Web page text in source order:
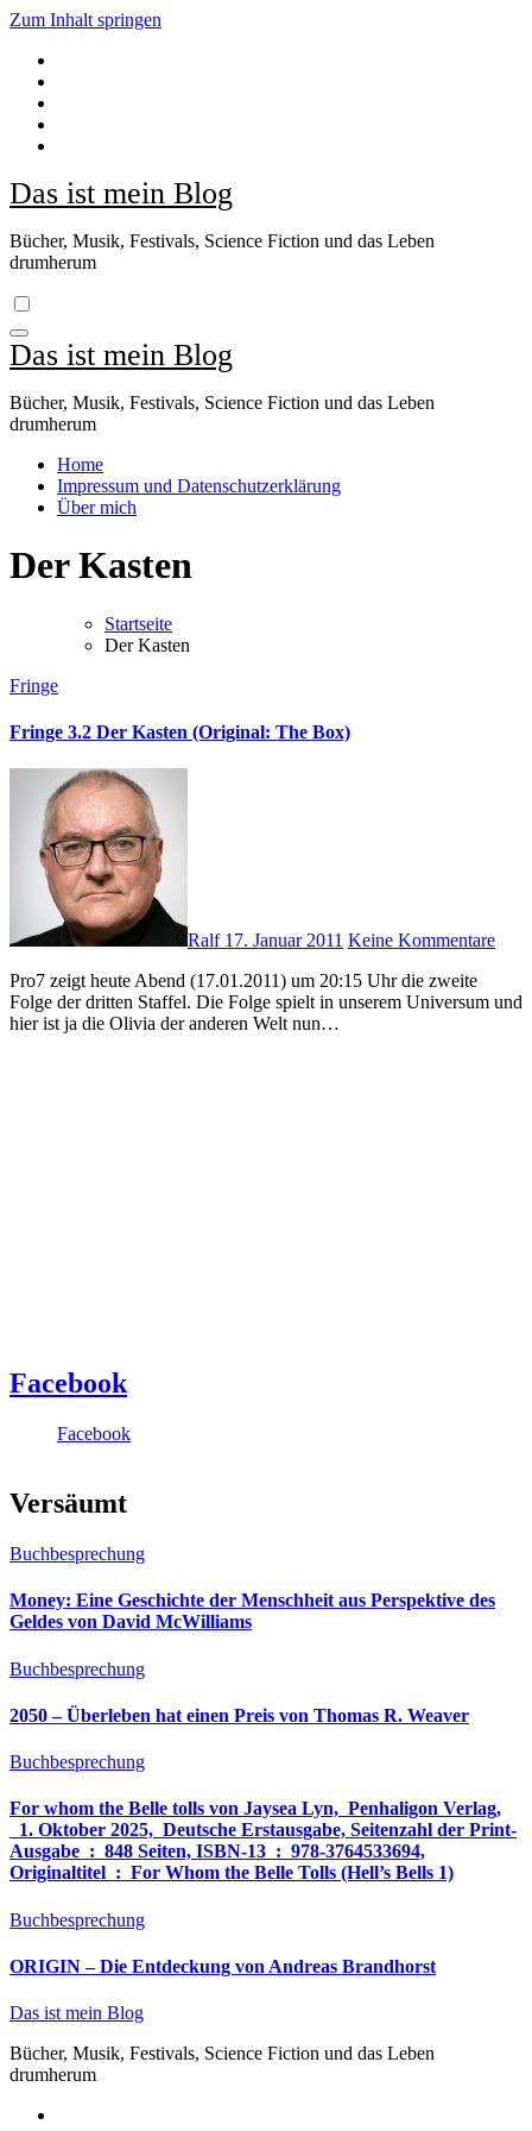
Zum Inhalt springen
Das ist mein Blog
Bücher, Musik, Festivals, Science Fiction und das Leben
drumherum
Das ist mein Blog
Bücher, Musik, Festivals, Science Fiction und das Leben
drumherum
Home
Impressum und Datenschutzerklärung
Über mich
Der Kasten
Startseite
Der Kasten
Fringe
Fringe 3.2 Der Kasten (Original: The Box)
Ralf 17. Januar 2011 Keine Kommentare
Pro7 zeigt heute Abend (17.01.2011) um 20:15 Uhr die zweite
Folge der dritten Staffel. Die Folge spielt in unserem Universum und
hier ist ja die Olivia der anderen Welt nun…
Facebook
Facebook
Versäumt
Buchbesprechung
Money: Eine Geschichte der Menschheit aus Perspektive des
Geldes von David McWilliams
Buchbesprechung
2050 – Überleben hat einen Preis von Thomas R. Weaver
Buchbesprechung
For whom the Belle tolls von Jaysea Lyn, ‎ Penhaligon Verlag,
‎ 1. Oktober 2025, ‎ Deutsche Erstausgabe, Seitenzahl der Print-
Ausgabe ‏ : ‎ 848 Seiten, ISBN-13 ‏ : ‎ 978-3764533694,
Originaltitel ‏ : ‎ For Whom the Belle Tolls (Hell’s Bells 1)
Buchbesprechung
ORIGIN – Die Entdeckung von Andreas Brandhorst
Das ist mein Blog
Bücher, Musik, Festivals, Science Fiction und das Leben
drumherum